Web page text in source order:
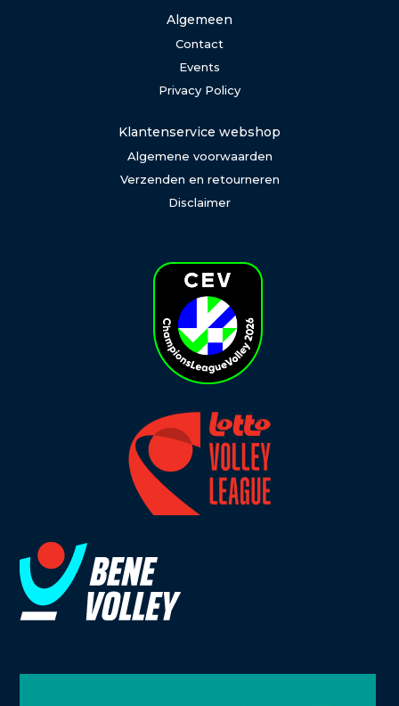
Algemeen
Contact
Events
Privacy Policy
Klantenservice webshop
Algemene voorwaarden
Verzenden en retourneren
Disclaimer